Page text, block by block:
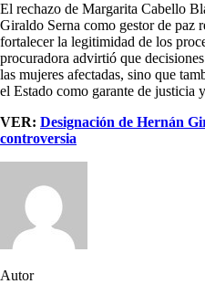
El rechazo de Margarita Cabello
Giraldo Serna como gestor de paz
fortalecer la legitimidad de los
procuradora advirtió que
las mujeres afectadas, sino que
el Estado como garante de justicia
VER: Designación de Hernán
controversia
Autor